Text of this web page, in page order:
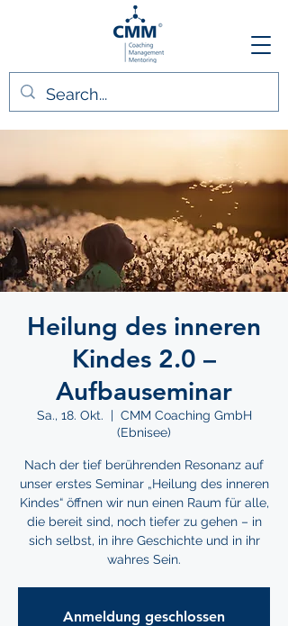
Heilung des inneren
Kindes 2.0 –
Aufbauseminar
Sa., 18. Okt.
  |
CMM Coaching GmbH
(Ebnisee)
Nach der tief berührenden Resonanz auf
unser erstes Seminar „Heilung des inneren
Kindes“ öffnen wir nun einen Raum für alle,
die bereit sind, noch tiefer zu gehen – in
sich selbst, in ihre Geschichte und in ihr
wahres Sein.
Anmeldung geschlossen